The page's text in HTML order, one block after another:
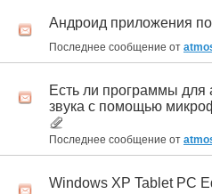
Андроид приложения
Последнее сообщение от
Есть ли программы для
звука с помощью
Последнее сообщение от
Windows XP Tablet PC